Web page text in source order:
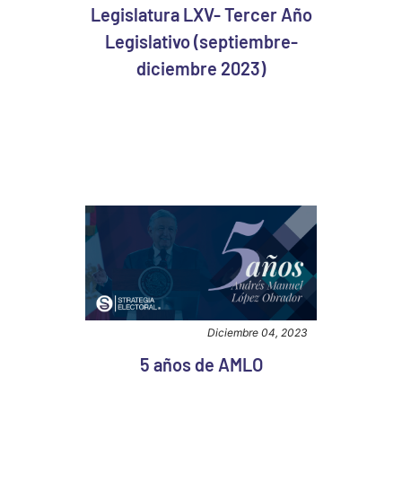
Legislatura LXV- Tercer Año
Legislativo (septiembre-
diciembre 2023)
Diciembre 04, 2023
5 años de AMLO